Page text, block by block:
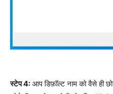
स्टेप 4: आप डिफ़ॉल्ट नाम को वैसे ही